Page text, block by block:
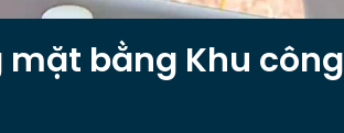
bằng Khu công